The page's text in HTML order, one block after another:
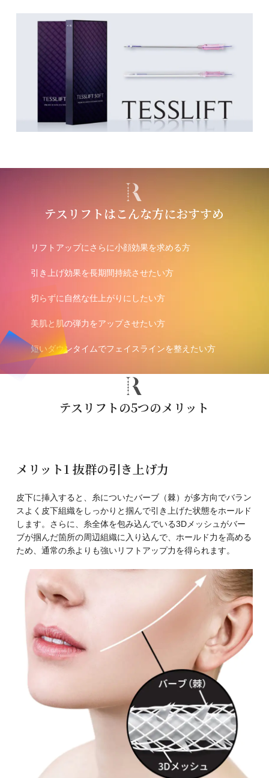
テスリフトはこんな方におすすめ
リフトアップにさらに小顔効果を求める方
引き上げ効果を長期間持続させたい方
切らずに自然な仕上がりにしたい方
美肌と肌の弾力をアップさせたい方
短いダウンタイムでフェイスラインを整えたい方
テスリフトの5つのメリット
メリット1 抜群の引き上げ力
皮下に挿入すると、糸についたバーブ（棘）が多方向でバラン
スよく皮下組織をしっかりと掴んで引き上げた状態をホールド
します。さらに、糸全体を包み込んでいる3Dメッシュがバー
ブが掴んだ箇所の周辺組織に入り込んで、ホールド力を高める
ため、通常の糸よりも強いリフトアップ力を得られます。